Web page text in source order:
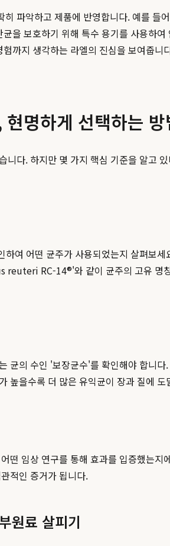
파악하고 제품에 반영합니다. 예를 들
을 보호하기 위해 특수 용기를 사용하
까지 생각하는 라엘의 진심을 보여줍니
명하게 선택하는 방
니다. 하지만 몇 가지 핵심 기준을 알고
여 어떤 균주가 사용되었는지 살펴보
RC-14®'와 같이 균주의 고유 명
균의 수인 '보장균수'를 확인해야 합니
높을수록 더 많은 유익균이 장과 질에
떤 임상 연구를 통해 효과를 입증했는
적인 증거가 됩니다.
원료 살피기